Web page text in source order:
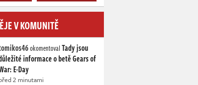
V KOMUNITĚ
okomentovalTady jsou
informace o betě Gears of
E-Day
2 minutami